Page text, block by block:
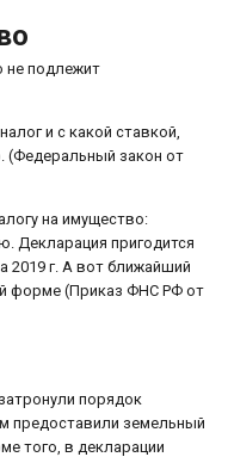
не подлежит
и с какой ставкой,
(Федеральный закон от
на имущество:
Декларация пригодится
2019 г. А вот ближайший
форме (Приказ ФНС РФ от
порядок
предоставили земельный
того, в декларации